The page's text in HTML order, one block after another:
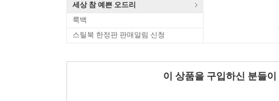
세상 참 예쁜 오드리
룩백
스틸북 한정판 판매알림 신청
이 상품을 구입하신 분들이